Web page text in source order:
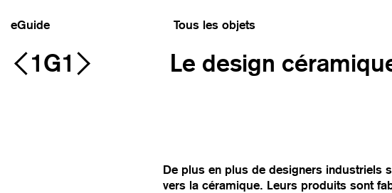
eGuide Tous les objets
1G1 Le design
De plus en plus de designers industriels
vers la céramique. Leurs produits sont